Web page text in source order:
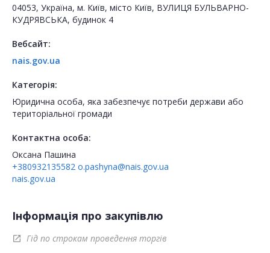
04053, Україна, м. Київ, місто Київ, ВУЛИЦЯ БУЛЬВАРНО-
КУДРЯВСЬКА, будинок 4
Вебсайт:
nais.gov.ua
Категорія:
Юридична особа, яка забезпечує потреби держави або
територіальної громади
Контактна особа:
Оксана Пашина
+380932135582 o.pashyna@nais.gov.ua
nais.gov.ua
Інформація про закупівлю
open_in_new Гід по строкам проведення торгів